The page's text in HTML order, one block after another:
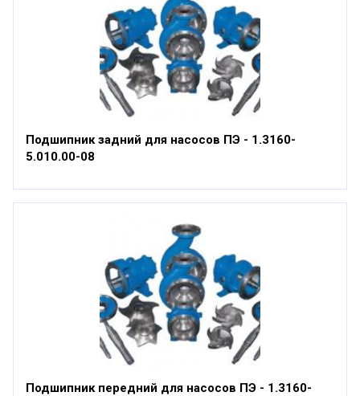
Подшипник задний для насосов ПЭ - 1.3160-
5.010.00-08
Подшипник передний для насосов ПЭ - 1.3160-